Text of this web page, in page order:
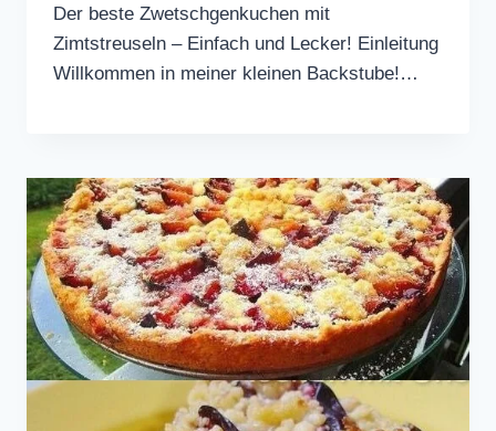
Der beste Zwetschgenkuchen mit
Zimtstreuseln – Einfach und Lecker! Einleitung
Willkommen in meiner kleinen Backstube!…